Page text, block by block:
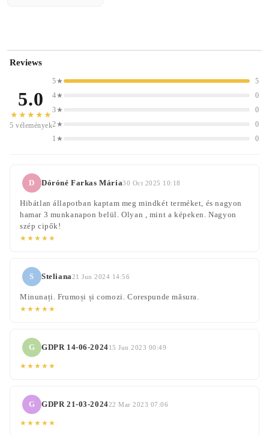
Reviews
5.0
★★★★★
5 vélemények
5★
5
4★
0
3★
0
2★
0
1★
0
D Dóróné Farkas Mária30 Oct 2025 10:18
Hibátlan állapotban kaptam meg mindkét terméket, és nagyon
hamar 3 munkanapon belül. Olyan , mint a képeken. Nagyon
szép cipők!
★★★★★
S Steliana21 Jun 2024 14:56
Minunați. Frumoși și comozi. Corespunde măsura.
★★★★★
G GDPR 14-06-202415 Jun 2023 00:49
★★★★★
G GDPR 21-03-202422 Mar 2023 07:06
★★★★★